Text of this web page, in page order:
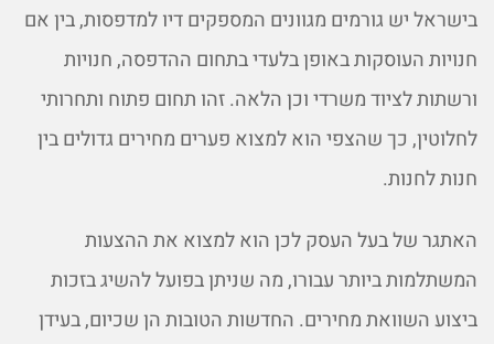
בישראל יש גורמים מגוונים המספקים דיו למדפסות, בין אם
חנויות העוסקות באופן בלעדי בתחום ההדפסה, חנויות
ורשתות לציוד משרדי וכן הלאה. זהו תחום פתוח ותחרותי
לחלוטין, כך שהצפי הוא למצוא פערים מחירים גדולים בין
חנות לחנות.
האתגר של בעל העסק לכן הוא למצוא את ההצעות
המשתלמות ביותר עבורו, מה שניתן בפועל להשיג בזכות
ביצוע השוואת מחירים. החדשות הטובות הן שכיום, בעידן